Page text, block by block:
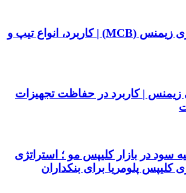
کلید مینیاتوری زیمنس (MCB) | کاربرد، انواع تیپ و
زیمنس | کاربرد در حفاظت تجهیزات
سود در بازار کلیپس مو ؛ استراتژی
کلیپس پلومریا برای بنکداران